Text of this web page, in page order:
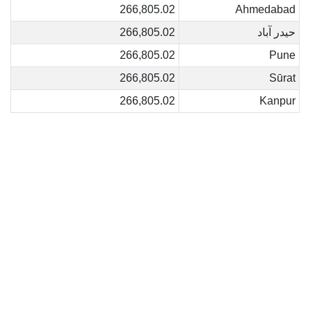
Ahmedabad
266,805.02
حيدر آباد
266,805.02
Pune
266,805.02
Sūrat
266,805.02
Kanpur
266,805.02